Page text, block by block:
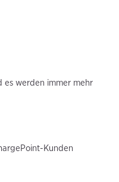
es werden immer mehr
Kunden